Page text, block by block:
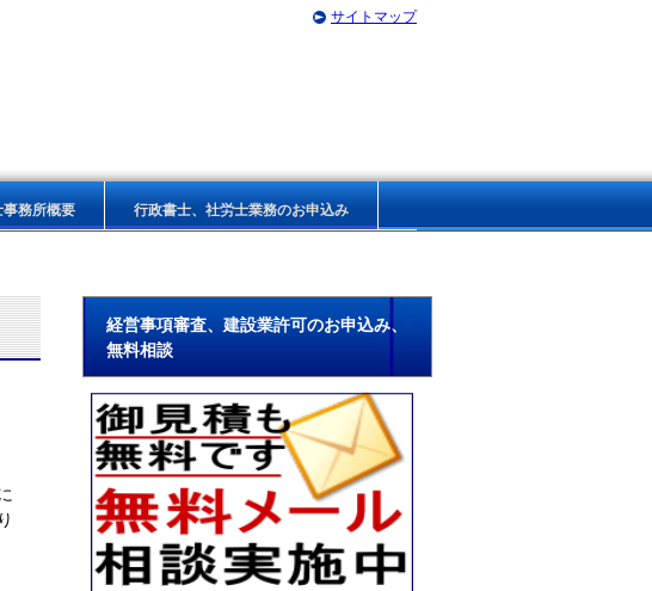
務所概要 行政書士、社労士業務のお申込み
経営事項審査、建設業許可のお申込み、
無料相談
サイトマップ